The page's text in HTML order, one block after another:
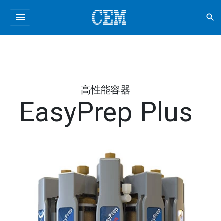
menu search
高性能容器
EasyPrep Plus